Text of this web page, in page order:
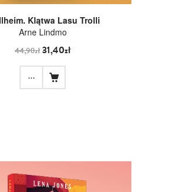
Klątwa Lasu Trolli
Arne Lindmo
44,90zł31,40zł
...